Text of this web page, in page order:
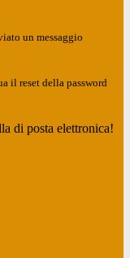
un messaggio
il reset della password
di posta elettronica!